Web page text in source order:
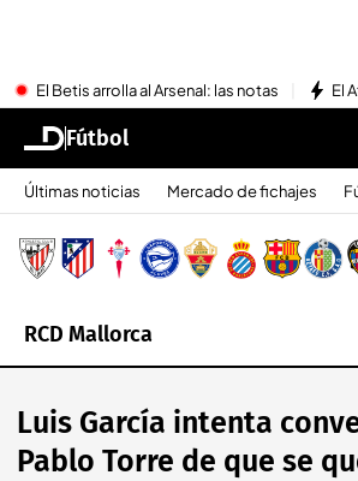
El Betis arrolla al Arsenal: las notas El
Fútbol
Últimas noticias Mercado de fichajes
RCD Mallorca
Luis García intenta
Pablo Torre de que se